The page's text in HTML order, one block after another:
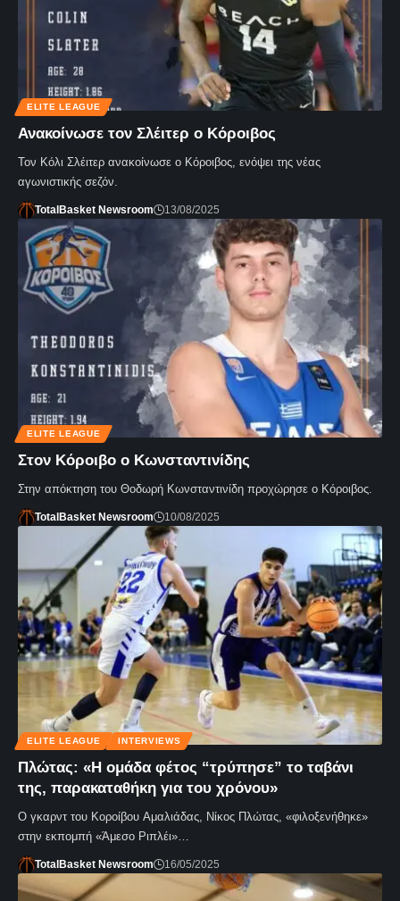
ELITE LEAGUE
Ανακοίνωσε τον Σλέιτερ ο Κόροιβος
Τον Κόλι Σλέιτερ ανακοίνωσε ο Κόροιβος, ενόψει της νέας
αγωνιστικής σεζόν.
TotalBasket Newsroom 13/08/2025
ELITE LEAGUE
Στον Κόροιβο ο Κωνσταντινίδης
Στην απόκτηση του Θοδωρή Κωνσταντινίδη προχώρησε ο Κόροιβος.
TotalBasket Newsroom 10/08/2025
ELITE LEAGUE INTERVIEWS
Πλώτας: «Η ομάδα φέτος “τρύπησε” το ταβάνι
της, παρακαταθήκη για του χρόνου»
Ο γκαρντ του Κοροίβου Αμαλιάδας, Νίκος Πλώτας, «φιλοξενήθηκε»
στην εκπομπή «Άμεσο Ριπλέι»…
TotalBasket Newsroom 16/05/2025